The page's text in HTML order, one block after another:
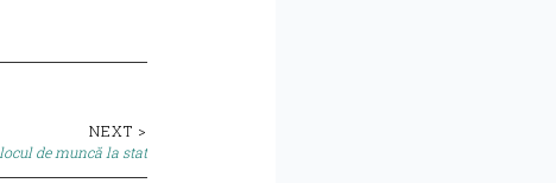
NEXT >
de muncă la stat